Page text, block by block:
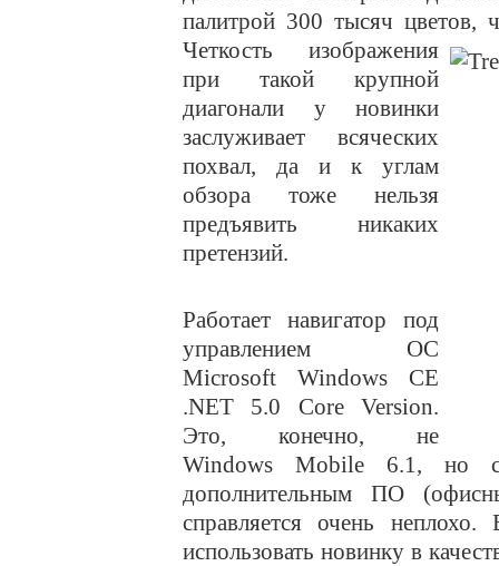
палитрой 300 тысяч цветов,
Четкость изображения
при такой крупной
диагонали у новинки
заслуживает всяческих
похвал, да и к углам
обзора тоже нельзя
предъявить никаких
претензий.
Работает навигатор под
управлением ОС
Microsoft Windows CE
.NET 5.0 Core Version.
Это, конечно, не
Windows Mobile 6.1, но с
дополнительным ПО
справляется очень
использовать новинку в